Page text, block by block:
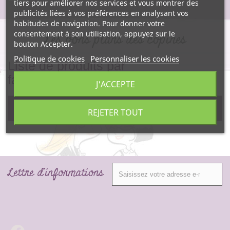
Les bons plans des copines
Liste de produits par
fabricant Maurice Mességué
Pas de produit pour ce fabricant.
tiers pour améliorer nos services et vous montrer des
publicités liées à vos préférences en analysant vos
habitudes de navigation. Pour donner votre
consentement à son utilisation, appuyez sur le
bouton Accepter.
Politique de cookies Personnaliser les cookies
REJETER TOUT
J'ACCEPTE
Lettre d'informations